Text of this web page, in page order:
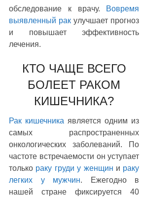
обследование к врачу. Вовремя
выявленный рак улучшает прогноз
и повышает эффективность
лечения.
КТО ЧАЩЕ ВСЕГО
БОЛЕЕТ РАКОМ
КИШЕЧНИКА?
Рак кишечника является одним из
самых распространенных
онкологических заболеваний. По
частоте встречаемости он уступает
только раку груди у женщин и раку
легких у мужчин. Ежегодно в
нашей стране фиксируется 40